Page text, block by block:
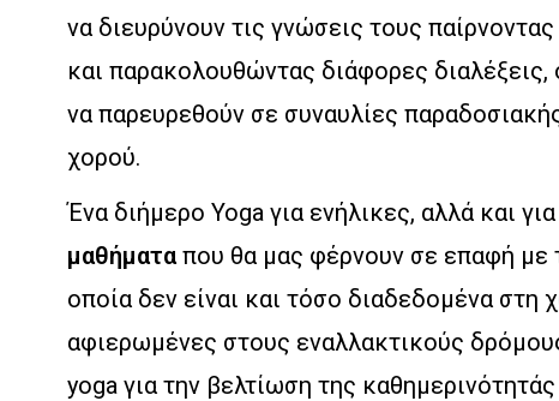
να διευρύνουν τις γνώσεις τους
και παρακολουθώντας διάφορες
να παρευρεθούν σε συναυλίες
χορού.
Ένα διήμερο Yoga για ενήλικες, αλλά και
μαθήματα που θα μας φέρνουν σε επαφή με
οποία δεν είναι και τόσο διαδεδομένα στη
αφιερωμένες στους εναλλακτικούς
yoga για την βελτίωση της